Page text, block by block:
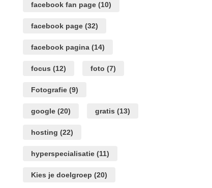
facebook fan page (10)
facebook page (32)
facebook pagina (14)
focus (12) foto (7)
Fotografie (9)
google (20) gratis (13)
hosting (22)
hyperspecialisatie (11)
Kies je doelgroep (20)